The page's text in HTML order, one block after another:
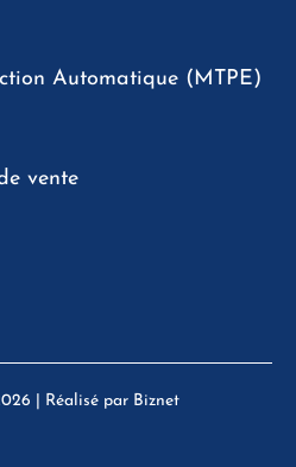
Automatique (MTPE)
vente
| Réalisé par Biznet